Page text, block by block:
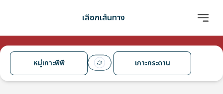
เลือกเส้นทาง
หมู่เกาะพีพี เกาะกระดาน